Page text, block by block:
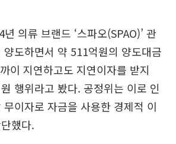
의류 브랜드 ‘스파오(SPAO)’ 관
양도하면서 약 511억원의 양도대금
이 지연하고도 지연이자를 받지
행위라고 봤다. 공정위는 이로 인
이자로 자금을 사용한 경제적 이
했다.